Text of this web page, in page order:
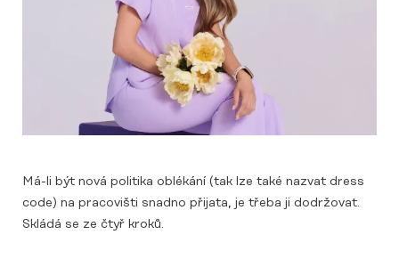
Má-li být nová politika oblékání (tak lze také nazvat dress
code) na pracovišti snadno přijata, je třeba ji dodržovat.
Skládá se ze čtyř kroků.